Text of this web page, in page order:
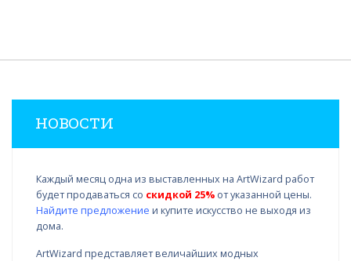
НОВОСТИ
Каждый месяц одна из выставленных на ArtWizard работ
будет продаваться со скидкой 25% от указанной цены.
Найдите предложение и купите искусство не выходя из
дома.
ArtWizard представляет величайших модных